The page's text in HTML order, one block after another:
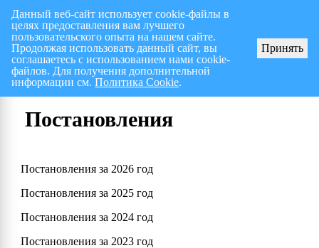
Перспективный план работ на I полугодие 2026 г.
Постановления
Постановления за 2026 год
Постановления за 2025 год
Постановления за 2024 год
Постановления за 2023 год
Данный веб-сайт использует cookie-файлы в
целях предоставления вам лучшего
пользовательского опыта на нашем сайте.
Продолжая использовать данный сайт, вы
соглашаетесь с использованием нами cookie-
файлов. Для получения дополнительной
информации см.Политика Cookie.
Принять